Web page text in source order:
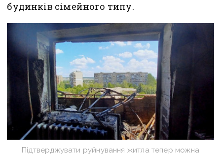
будинків сімейного типу.
Підтверджувати руйнування житла тепер можна